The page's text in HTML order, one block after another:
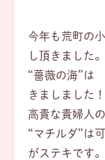
今年も荒町の
し頂きました。
“薔薇の海”は
きましました！
高貴な貴婦人
“マチルダ”は
がステキです。